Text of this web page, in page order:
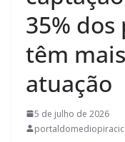
35%
têm
atuação
5 de julho de 2026